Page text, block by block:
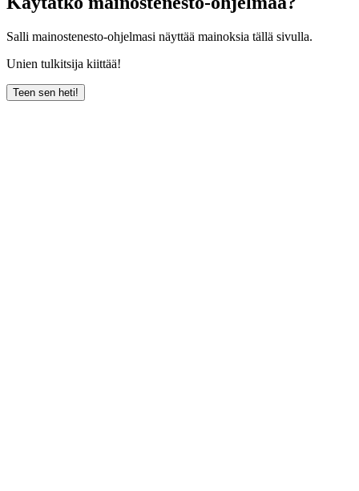
Salli mainostenesto-ohjelmasi näyttää mainoksia tällä sivulla.
Unien tulkitsija kiittää!
Teen sen heti!